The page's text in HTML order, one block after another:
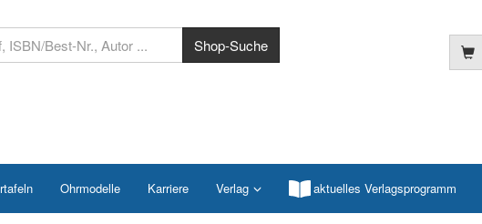
Ohrmodelle Karriere Verlag aktuelles Verlagsprogramm